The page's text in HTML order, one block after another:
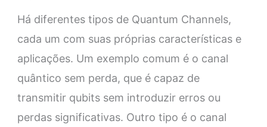
Há diferentes tipos de Quantum Channels,
cada um com suas próprias características e
aplicações. Um exemplo comum é o canal
quântico sem perda, que é capaz de
transmitir qubits sem introduzir erros ou
perdas significativas. Outro tipo é o canal